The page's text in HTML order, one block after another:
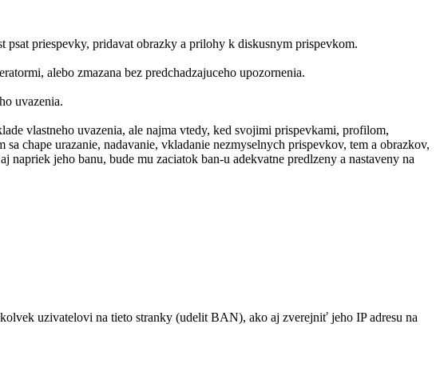
priespevky, pridavat obrazky a prilohy k diskusnym prispevkom.
alebo zmazana bez predchadzajuceho upozornenia.
uvazenia.
vlastneho uvazenia, ale najma vtedy, ked svojimi prispevkami, profilom,
chape urazanie, nadavanie, vkladanie nezmyselnych prispevkov, tem a obrazkov,
jeho banu, bude mu zaciatok ban-u adekvatne predlzeny a nastaveny na
uzivatelovi na tieto stranky (udelit BAN), ako aj zverejniť jeho IP adresu na